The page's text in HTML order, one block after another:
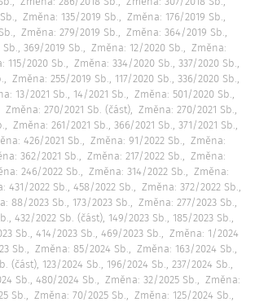
Změna: 135/2019 Sb.
Změna: 176/2019 Sb.
Změna: 279/2019 Sb.
Změna: 364/2019 Sb.
369/2019 Sb.
Změna: 12/2020 Sb.
Změna:
115/2020 Sb.
Změna: 334/2020 Sb., 337/2020 Sb.
Změna: 255/2019 Sb., 117/2020 Sb., 336/2020 Sb.,
13/2021 Sb., 14/2021 Sb.
Změna: 501/2020 Sb.
Změna: 270/2021 Sb. (část)
Změna: 270/2021 Sb.
Změna: 261/2021 Sb., 366/2021 Sb., 371/2021 Sb.,
426/2021 Sb. Změna: 91/2022 Sb.
Změna:
362/2021 Sb. Změna: 217/2022 Sb.
Změna:
246/2022 Sb. Změna: 314/2022 Sb.
Změna:
431/2022 Sb., 458/2022 Sb.
Změna: 372/2022 Sb.,
88/2023 Sb., 173/2023 Sb.
Změna: 277/2023 Sb.
432/2022 Sb. (část), 149/2023 Sb., 185/2023 Sb.,
Sb., 414/2023 Sb., 469/2023 Sb.
Změna: 1/2024
Sb. Změna: 85/2024 Sb.
Změna: 163/2024 Sb.
(část), 123/2024 Sb., 196/2024 Sb., 237/2024 Sb.,
Sb., 480/2024 Sb.
Změna: 32/2025 Sb.
Změna:
Sb.
Změna: 70/2025 Sb.
Změna: 125/2024 Sb.,